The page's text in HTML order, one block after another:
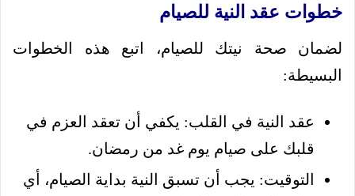
خطوات عقد النية للصيام
لضمان صحة نيتك للصيام، اتبع هذه الخطوات
البسيطة:
عقد النية في القلب: يكفي أن تعقد العزم في
قلبك على صيام يوم غد من رمضان.
التوقيت: يجب أن تسبق النية بداية الصيام، أي